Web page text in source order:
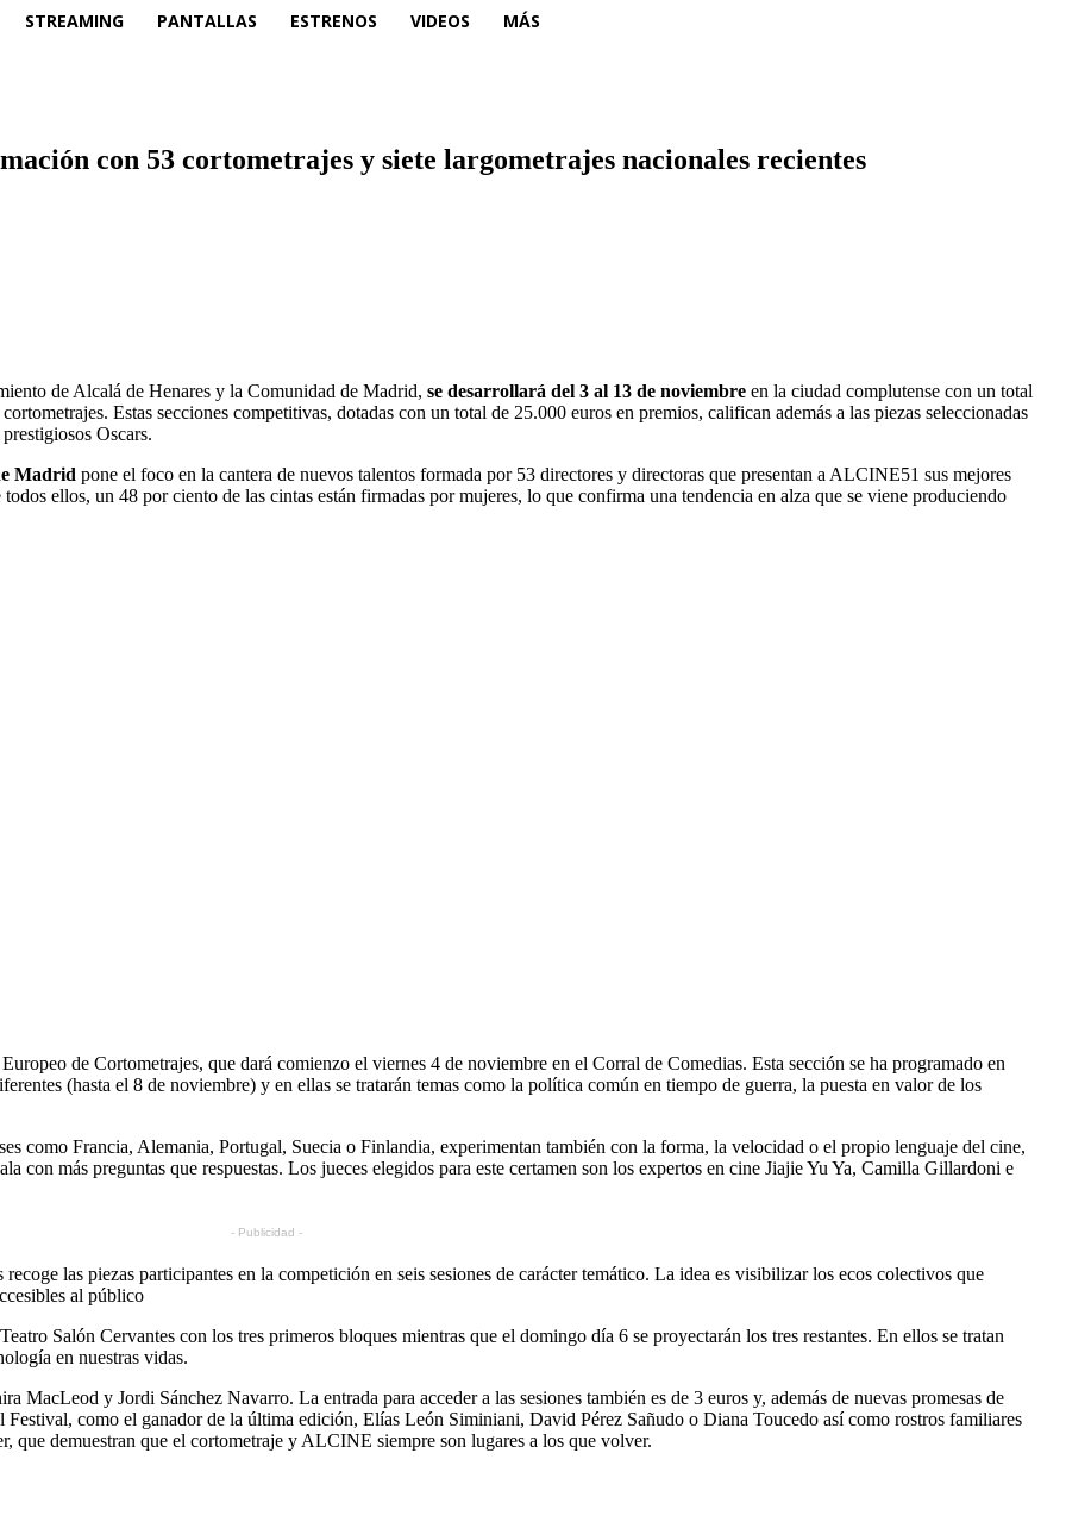
STREAMING PANTALLAS ESTRENOS VIDEOS MÁS
con 53 cortometrajes y siete largometrajes nacionales recientes
de Alcalá de Henares y la Comunidad de Madrid, se desarrollará del 3 al 13 de noviembre en la ciudad complutense con un total
Estas secciones competitivas, dotadas con un total de 25.000 euros en premios, califican además a las piezas seleccionadas
Oscars.
Madrid pone el foco en la cantera de nuevos talentos formada por 53 directores y directoras que presentan a ALCINE51 sus mejores
todos ellos, un 48 por ciento de las cintas están firmadas por mujeres, lo que confirma una tendencia en alza que se viene produciendo
de Cortometrajes, que dará comienzo el viernes 4 de noviembre en el Corral de Comedias. Esta sección se ha programado en
(hasta el 8 de noviembre) y en ellas se tratarán temas como la política común en tiempo de guerra, la puesta en valor de los
como Francia, Alemania, Portugal, Suecia o Finlandia, experimentan también con la forma, la velocidad o el propio lenguaje del cine,
con más preguntas que respuestas. Los jueces elegidos para este certamen son los expertos en cine Jiajie Yu Ya, Camilla Gillardoni e
- Publicidad -
las piezas participantes en la competición en seis sesiones de carácter temático. La idea es visibilizar los ecos colectivos que
al público
Salón Cervantes con los tres primeros bloques mientras que el domingo día 6 se proyectarán los tres restantes. En ellos se tratan
en nuestras vidas.
MacLeod y Jordi Sánchez Navarro. La entrada para acceder a las sesiones también es de 3 euros y, además de nuevas promesas de
como el ganador de la última edición, Elías León Siminiani, David Pérez Sañudo o Diana Toucedo así como rostros familiares
demuestran que el cortometraje y ALCINE siempre son lugares a los que volver.